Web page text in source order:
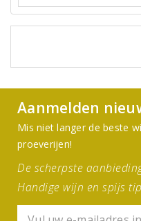
Aanmelden
Mis niet langer de beste
proeverijen!
De scherpste
Handige wijn en spijs